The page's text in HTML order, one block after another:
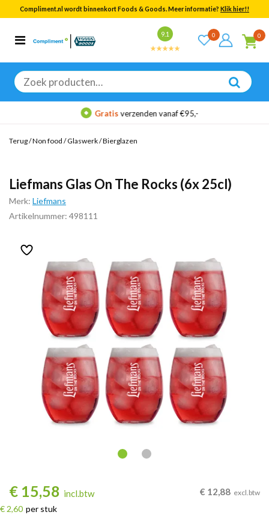
Compliment.nl wordt binnenkort Foods & Goods. Meer informatie? Klik hier!!
9.1 0 0
Zoeken
naar:
Categorieën
Bekijk alle resultaten
Gratisverzenden vanaf €95,-
Terug/Non food /Glaswerk/Bierglazen
Liefmans Glas On The Rocks (6x 25cl)
Merk: Liefmans
Artikelnummer: 498111
€ 15,58 incl.btw
€ 2,60 per stuk
€ 12,88 excl.btw